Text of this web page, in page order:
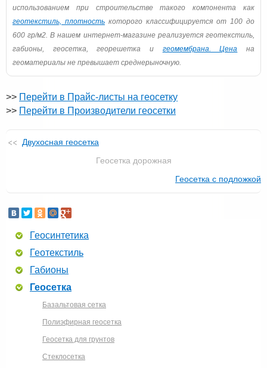
использованием при строительстве такого компонента как
геотекстиль, плотность которого классифицируется от 100 до
600 гр/м2. В нашем интернет-магазине реализуется геотекстиль,
габионы, геосетка, георешетка и геомембрана. Цена на
геоматериалы не превышает среднерыночную.
>> Перейти в Прайс-листы на геосетку
>> Перейти в Производители геосетки
Двухосная геосетка
Геосетка дорожная
Геосетка с подложкой
Геосинтетика
Геотекстиль
Габионы
Геосетка
Базальтовая сетка
Полиэфирная геосетка
Геосетка для грунтов
Стеклосетка